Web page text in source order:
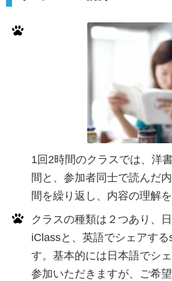
1回2時間のクラスでは、洋
間と、参加者同士で読んだ
間を繰り返し、内容の理解
クラスの種類は２つあり、
iClassと、英語でシェアする
す。基本的には日本語でシ
参加いただきますが、ご希